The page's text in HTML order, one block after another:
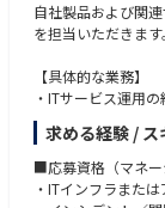
◆企業・求人の特色
・1986年創立の歴
・SaaSプロダクト
・東南アジア、ア
・チャレンジ精神で
自社製品および関
を担当いただきます。
【具体的な業務】
・ITサービス運用
施管理）
・インシデント／
ナレッジ整備）
・構成管理・リス
求める経験 / ス
■応募資格（マネー
・ITインフラまた